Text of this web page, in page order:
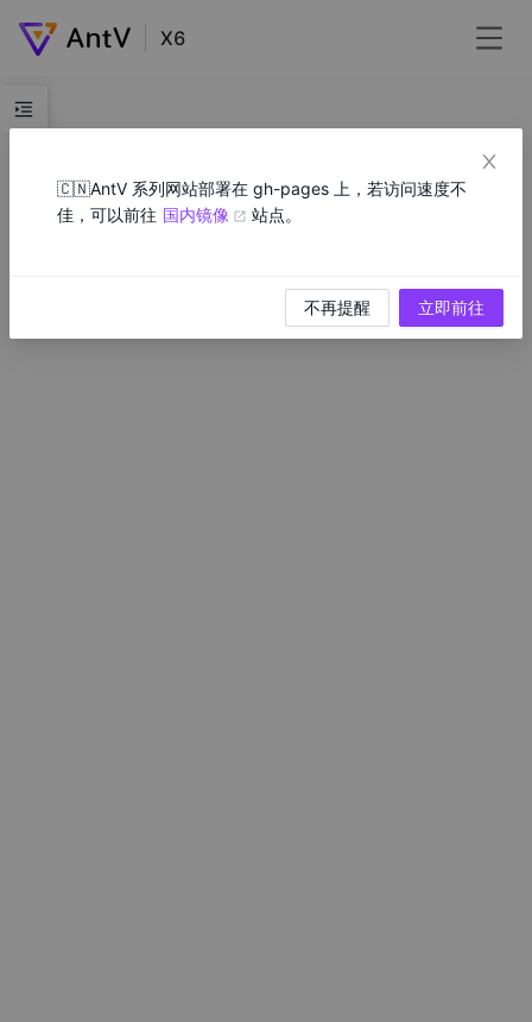
X6
🇨🇳AntV 系列网站部署在 gh-pages 上，若访问速度不
佳，可以前往 国内镜像 站点。
不再提醒 立即前往